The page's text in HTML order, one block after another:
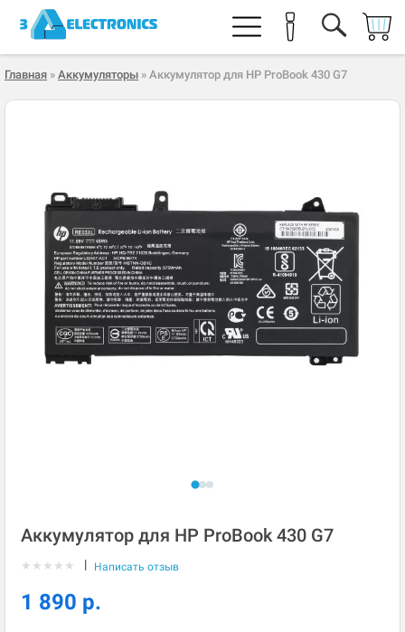
Главная » Аккумуляторы » Аккумулятор для HP ProBook 430 G7
Аккумулятор для HP ProBook 430 G7
★ ★ ★ ★ ★ | Написать отзыв
1 890 р.